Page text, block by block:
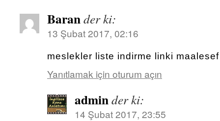
Barander ki:
13 Şubat 2017, 02:16
meslekler liste indirme linki
Yanıtlamak için oturum açın
adminder ki:
14 Şubat 2017, 23:55